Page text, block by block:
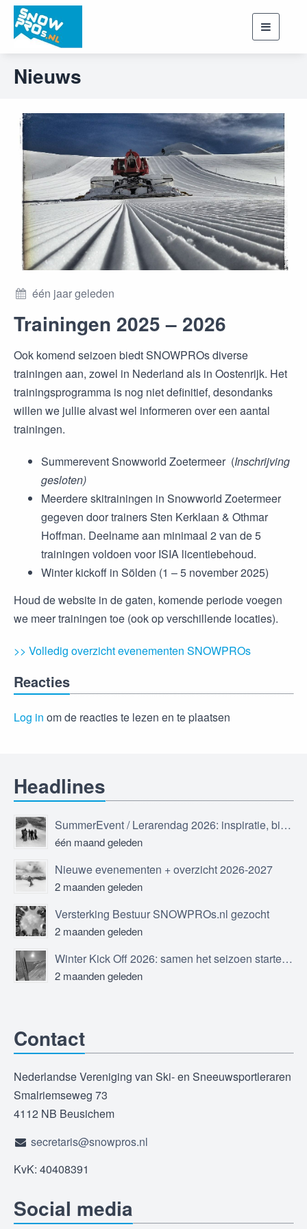
Toggle
Nieuws
één jaar geleden
Trainingen 2025 – 2026
Ook komend seizoen biedt SNOWPROs diverse
trainingen aan, zowel in Nederland als in Oostenrijk. Het
trainingsprogramma is nog niet definitief, desondanks
willen we jullie alvast wel informeren over een aantal
trainingen.
Summerevent Snowworld Zoetermeer (Inschrijving
gesloten)
Meerdere skitrainingen in Snowworld Zoetermeer
gegeven door trainers Sten Kerklaan & Othmar
Hoffman. Deelname aan minimaal 2 van de 5
trainingen voldoen voor ISIA licentiebehoud.
Winter kickoff in Sölden (1 – 5 november 2025)
Houd de website in de gaten, komende periode voegen
we meer trainingen toe (ook op verschillende locaties).
>> Volledig overzicht evenementen SNOWPROs
Reacties
Log in om de reacties te lezen en te plaatsen
Headlines
SummerEvent / Lerarendag 2026: inspiratie, bijscholing en ontmoeting
één maand geleden
Nieuwe evenementen + overzicht 2026-2027
2 maanden geleden
Versterking Bestuur SNOWPROs.nl gezocht
2 maanden geleden
Winter Kick Off 2026: samen het seizoen starten in Sölden
2 maanden geleden
Contact
Nederlandse Vereniging van Ski- en Sneeuwsportleraren
Smalriemseweg 73
4112 NB Beusichem
secretaris@snowpros.nl
KvK: 40408391
Social media